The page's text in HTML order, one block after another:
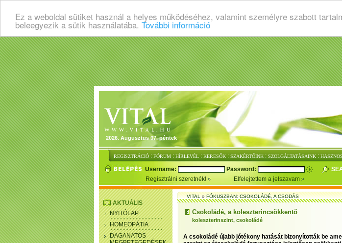
Ez a weboldal sütiket használ a helyes működéséhez, valamint személyre szabott
beleegyezik a sütik használatába. További információ
2026. Augusztus 07. péntek
REGISZTRÁCIÓ : FÓRUM : HÍRLEVÉL : KERESŐK : SZAKÉRTŐINK : SZOLGÁLTATÁSAINK :
Username: Password:
Regisztrálni szeretnék!
Elfelejtettem a jelszavam
AKTUÁLIS
NYITÓLAP
HOMEOPÁTIA
DAGANATOS
VITAL»FÓKUSZBAN: CSOKOLÁDÉ, A CSODÁS
Csokoládé, a koleszterincsökkentő
koleszterinszint, csokoládé
A csokoládé újabb jótékony hatását bizonyították be